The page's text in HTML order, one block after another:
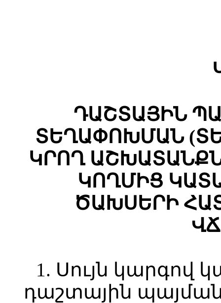
ԴԱՇՏԱՅԻՆ
ՏԵՂԱՓՈԽՄԱՆ
ԿՐՈՂ
ԿՈՂՄԻՑ
ԾԱԽՍԵՐԻ
1. Սույն կարգով
դաշտային